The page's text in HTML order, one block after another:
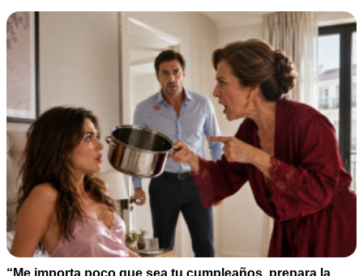
“Me importa poco que sea tu cumpleaños, prepara la